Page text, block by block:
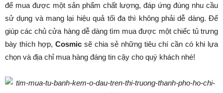
để mua được một sản phẩm chất lượng, đáp ứng đúng nhu cầu
sử dụng và mang lại hiệu quả tối đa thì không phải dễ dàng. Để
giúp các chủ cửa hàng dễ dàng tìm mua được một chiếc tủ trưng
bày thích hợp, Cosmic sẽ chia sẻ những tiêu chí cần có khi lựa
chọn và địa chỉ mua hàng đáng tin cậy cho quý khách nhé!